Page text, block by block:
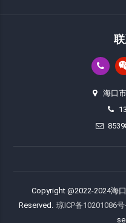
海口
Copyright @2022-2024海
Reserved. 琼ICP备10201086